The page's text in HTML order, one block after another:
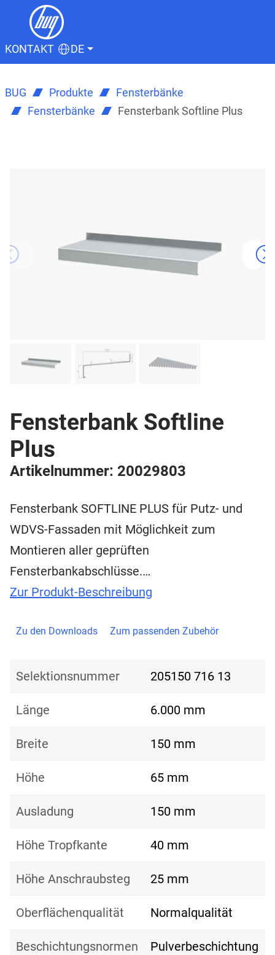
KONTAKT DE
BUG Produkte
Fensterbänke
Fensterbänke
Fensterbank Softline Plus
Fensterbank Softline
Plus
Artikelnummer: 20029803
Fensterbank SOFTLINE PLUS für Putz- und
WDVS-Fassaden mit Möglichkeit zum
Montieren aller geprüften
Fensterbankabschlüsse.…
Zur Produkt-Beschreibung
Zu den Downloads Zum passenden Zubehör
Selektionsnummer 205150 716 13
Länge 6.000 mm
Breite 150 mm
Höhe 65 mm
Ausladung 150 mm
Höhe Tropfkante 40 mm
Höhe Anschraubsteg 25 mm
Oberflächenqualität Normalqualität
Beschichtungsnormen
Pulverbeschichtung